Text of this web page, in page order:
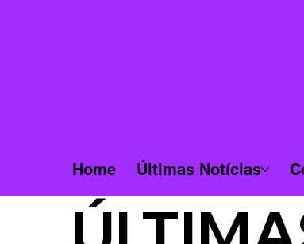
Home Últimas Notícias